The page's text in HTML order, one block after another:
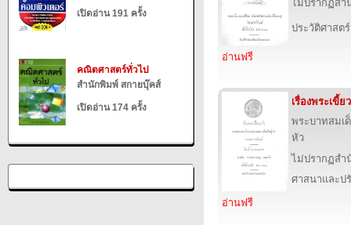
เปิดอ่าน 191 ครั้ง
คณิตศาสตร์ทั่วไป
สำนักพิมพ์ สกายบุ๊คส์
เปิดอ่าน 174 ครั้ง
ไม่ปรากฏส
ประวัติศาสต
อ่านฟรี
เรื่องพระเขี้ย
พระบาทสมเ
หัว
ไม่ปรากฏส
ศาสนาและป
อ่านฟรี